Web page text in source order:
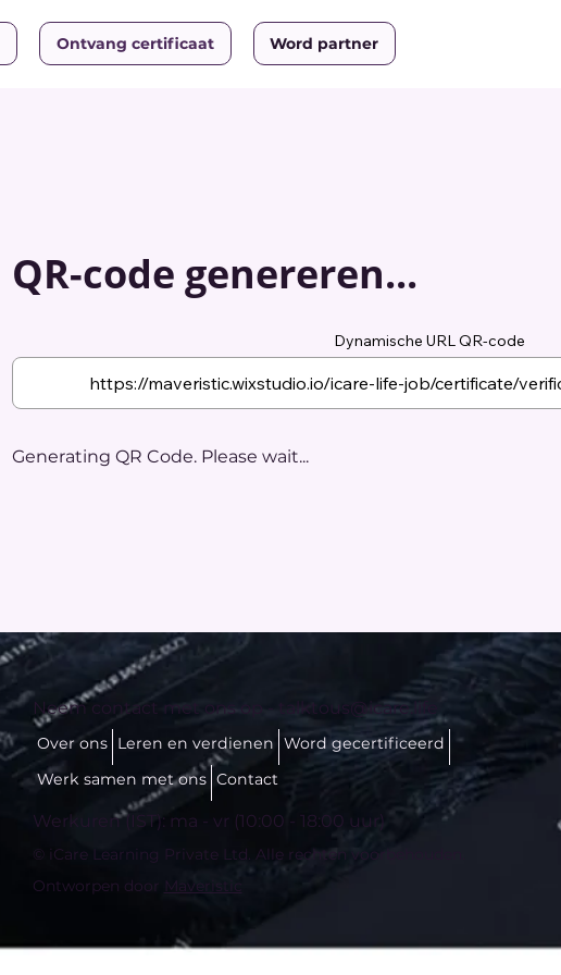
Ontvang certificaat Word partner
QR-code genereren...
Dynamische URL QR-code
Generating QR Code. Please wait...
Neem contact met ons op - talktous@icare.life
Over ons Leren en verdienen Word gecertificeerd
Werk samen met ons Contact
Werkuren (IST): ma - vr (10:00 - 18:00 uur)
© iCare Learning Private Ltd. Alle rechten voorbehouden.
Ontworpen door
Maveristic